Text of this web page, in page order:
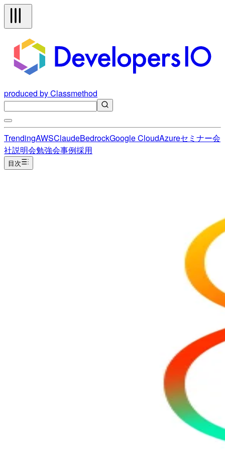
produced by Classmethod
TrendingAWSClaudeBedrockGoogle CloudAzureセミナー会
社説明会勉強会事例採用
目次